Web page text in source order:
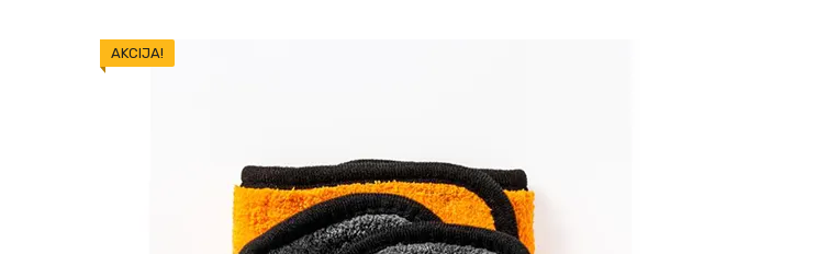
AKCIJA!